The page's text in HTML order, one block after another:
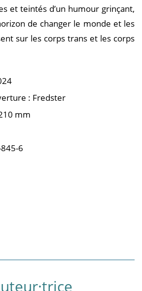
et teintés d’un humour grinçant,
de changer le monde et les
sur les corps trans et les corps
: Fredster
mm
6